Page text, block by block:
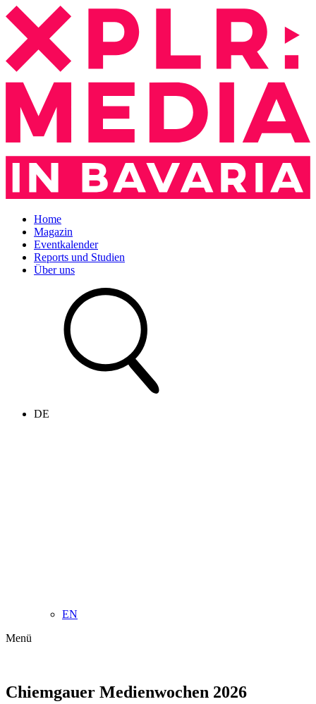
Home
Magazin
Eventkalender
Reports und Studien
Über uns
DE
EN
Menü
Chiemgauer Medienwochen 2026